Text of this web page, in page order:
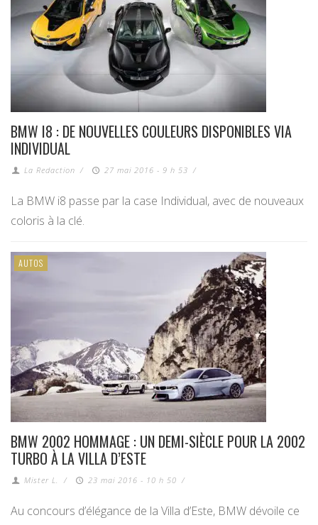
BMW I8 : DE NOUVELLES COULEURS DISPONIBLES VIA
INDIVIDUAL
La Redaction / 27 mai 2016 - 9 h 53 /
La BMW i8 passe par la case Individual, avec de nouveaux
coloris à la clé.
AUTOS
BMW 2002 HOMMAGE : UN DEMI-SIÈCLE POUR LA 2002
TURBO À LA VILLA D’ESTE
Mister L. / 23 mai 2016 - 10 h 50 /
Au concours d’élégance de la Villa d’Este, BMW dévoile ce